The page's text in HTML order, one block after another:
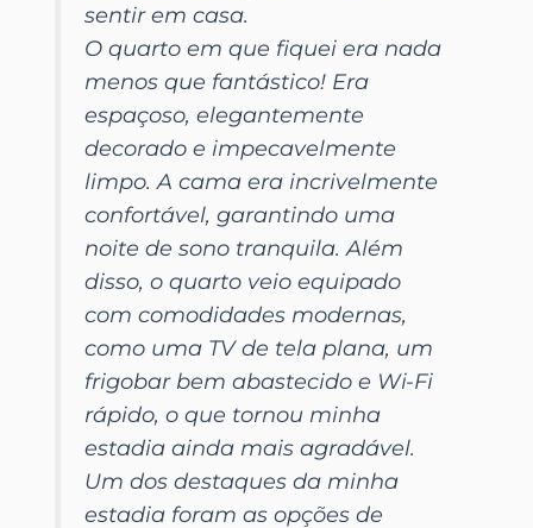
sentir em casa.
O quarto em que fiquei era nada
menos que fantástico! Era
espaçoso, elegantemente
decorado e impecavelmente
limpo. A cama era incrivelmente
confortável, garantindo uma
noite de sono tranquila. Além
disso, o quarto veio equipado
com comodidades modernas,
como uma TV de tela plana, um
frigobar bem abastecido e Wi-Fi
rápido, o que tornou minha
estadia ainda mais agradável.
Um dos destaques da minha
estadia foram as opções de